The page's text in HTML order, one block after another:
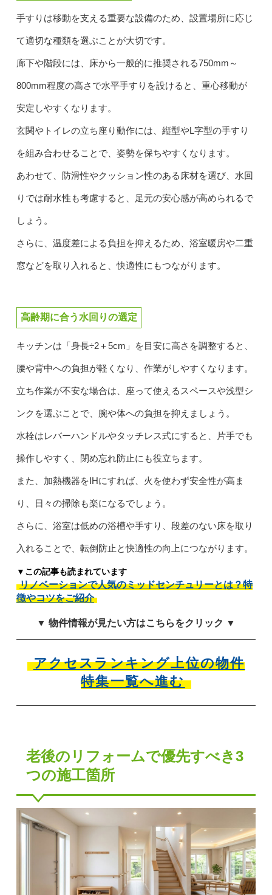
手すりは移動を支える重要な設備のため、設置場所に応じ
て適切な種類を選ぶことが大切です。
廊下や階段には、床から一般的に推奨される750mm～
800mm程度の高さで水平手すりを設けると、重心移動が
安定しやすくなります。
玄関やトイレの立ち座り動作には、縦型やL字型の手すり
を組み合わせることで、姿勢を保ちやすくなります。
あわせて、防滑性やクッション性のある床材を選び、水回
りでは耐水性も考慮すると、足元の安心感が高められるで
しょう。
さらに、温度差による負担を抑えるため、浴室暖房や二重
窓などを取り入れると、快適性にもつながります。
高齢期に合う水回りの選定
キッチンは「身長÷2＋5cm」を目安に高さを調整すると、
腰や背中への負担が軽くなり、作業がしやすくなります。
立ち作業が不安な場合は、座って使えるスペースや浅型シ
ンクを選ぶことで、腕や体への負担を抑えましょう。
水栓はレバーハンドルやタッチレス式にすると、片手でも
操作しやすく、閉め忘れ防止にも役立ちます。
また、加熱機器をIHにすれば、火を使わず安全性が高ま
り、日々の掃除も楽になるでしょう。
さらに、浴室は低めの浴槽や手すり、段差のない床を取り
入れることで、転倒防止と快適性の向上につながります。
▼この記事も読まれています
リノベーションで人気のミッドセンチュリーとは？特
徴やコツをご紹介
▼ 物件情報が見たい方はこちらをクリック ▼
アクセスランキング上位の物件
特集一覧へ進む
老後のリフォームで優先すべき3
つの施工箇所